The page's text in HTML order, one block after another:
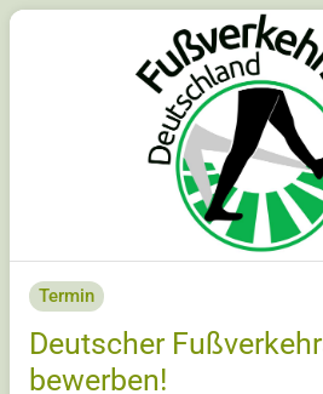
Termin
Deutscher
bewerben!